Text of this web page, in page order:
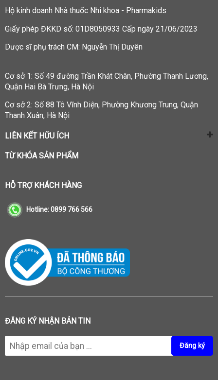
Hộ kinh doanh Nhà thuốc Nhi khoa - Pharmakids
Giấy phép ĐKKD số: 01D8050933 Cấp ngày 21/06/2023
Dược sĩ phụ trách CM: Nguyễn Thị Duyên
Cơ sở 1: Số 49 đường Trần Khát Chân, Phường Thanh Lương,
Quận Hai Bà Trưng, Hà Nội
Cơ sở 2: Số 88 Tô Vĩnh Diện, Phường Khương Trung, Quận
Thanh Xuân, Hà Nội
LIÊN KẾT HỮU ÍCH
TỪ KHÓA SẢN PHẨM
HỖ TRỢ KHÁCH HÀNG
Hotline:0899 766 566
ĐĂNG KÝ NHẬN BẢN TIN
Đăng ký